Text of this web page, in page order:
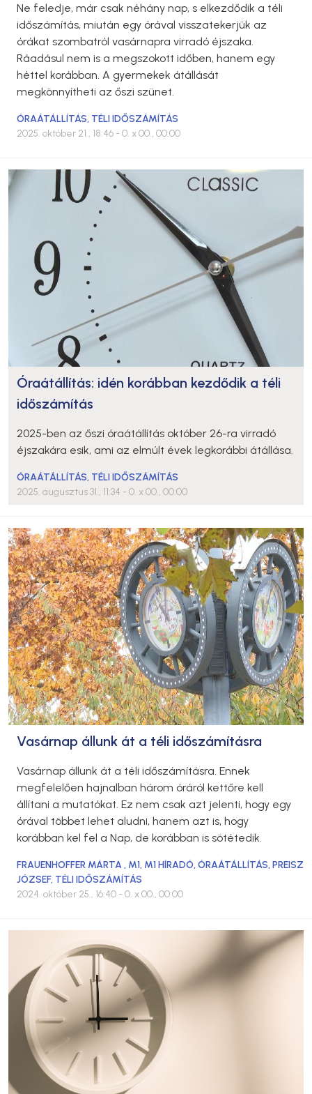
Ne feledje, már csak néhány nap, s elkezdődik a téli
időszámítás, miután egy órával visszatekerjük az
órákat szombatról vasárnapra virradó éjszaka.
Ráadásul nem is a megszokott időben, hanem egy
héttel korábban. A gyermekek átállását
megkönnyítheti az őszi szünet.
ÓRAÁTÁLLÍTÁS, TÉLI IDŐSZÁMÍTÁS
2025. október 21., 18:46 - 0. x 00., 00:00
Óraátállítás: idén korábban kezdődik a téli
időszámítás
2025-ben az őszi óraátállítás október 26-ra virradó
éjszakára esik, ami az elmúlt évek legkorábbi átállása.
ÓRAÁTÁLLÍTÁS, TÉLI IDŐSZÁMÍTÁS
2025. augusztus 31., 11:34 - 0. x 00., 00:00
Vasárnap állunk át a téli időszámításra
Vasárnap állunk át a téli időszámításra. Ennek
megfelelően hajnalban három óráról kettőre kell
állítani a mutatókat. Ez nem csak azt jelenti, hogy egy
órával többet lehet aludni, hanem azt is, hogy
korábban kel fel a Nap, de korábban is sötétedik.
FRAUENHOFFER MÁRTA, M1, M1 HÍRADÓ,ÓRAÁTÁLLÍTÁS,PREISZ
JÓZSEF, TÉLI IDŐSZÁMÍTÁS
2024. október 25., 16:40 - 0. x 00., 00:00